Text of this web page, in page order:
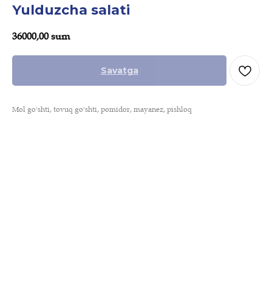
Yulduzcha salati
36000,00 sum
Savatga
Mol go'shti, tovuq go'shti, pomidor, mayanez, pishloq